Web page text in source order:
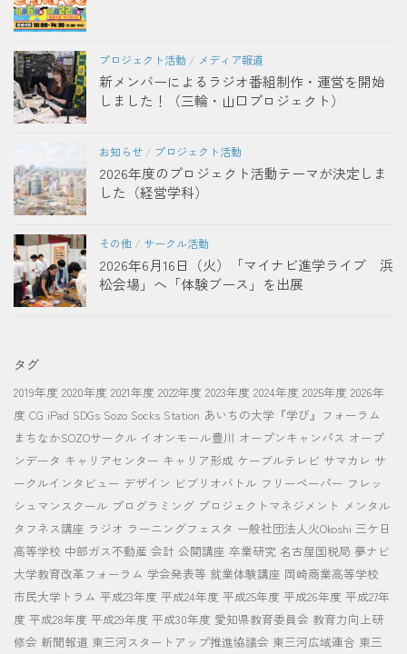
プロジェクト活動 / メディア報道
新メンバーによるラジオ番組制作・運営を開始
しました！（三輪・山口プロジェクト）
お知らせ / プロジェクト活動
2026年度のプロジェクト活動テーマが決定しま
した（経営学科）
その他 / サークル活動
2026年6月16日（火）「マイナビ進学ライブ 浜
松会場」へ「体験ブース」を出展
タグ
2019年度 2020年度 2021年度 2022年度 2023年度 2024年度 2025年度 2026年
度 CG iPad SDGs Sozo Socks Station あいちの大学『学び』フォーラム
まちなかSOZOサークル イオンモール豊川 オープンキャンパス オープ
ンデータ キャリアセンター キャリア形成 ケーブルテレビ サマカレ サ
ークルインタビュー デザイン ビブリオバトル フリーペーパー フレッ
シュマンスクール プログラミング プロジェクトマネジメント メンタル
タフネス講座 ラジオ ラーニングフェスタ 一般社団法人火Okoshi 三ケ日
高等学校 中部ガス不動産 会計 公開講座 卒業研究 名古屋国税局 夢ナビ
大学教育改革フォーラム 学会発表等 就業体験講座 岡崎商業高等学校
市民大学トラム 平成23年度 平成24年度 平成25年度 平成26年度 平成27年
度 平成28年度 平成29年度 平成30年度 愛知県教育委員会 教育力向上研
修会 新聞報道 東三河スタートアップ推進協議会 東三河広域連合 東三